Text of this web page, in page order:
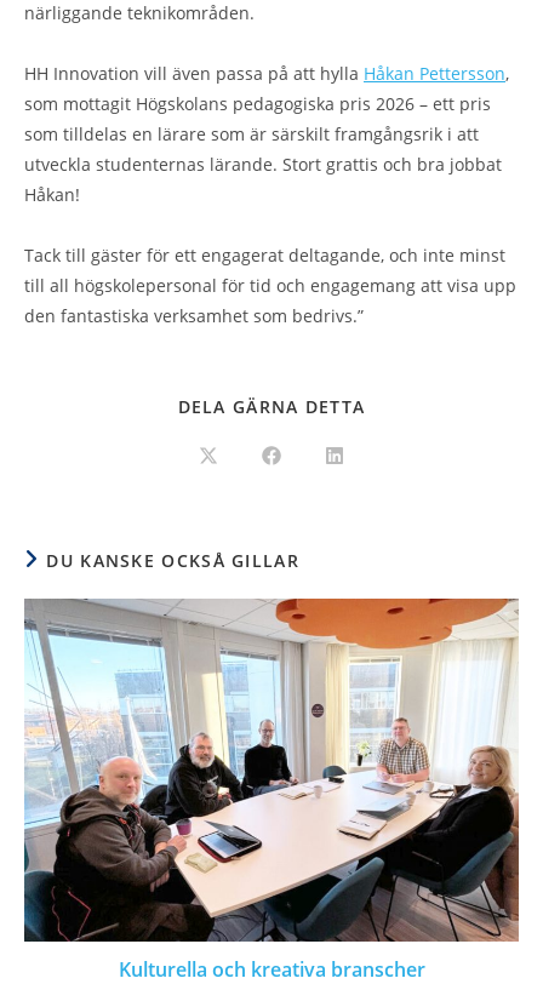
närliggande teknikområden.
HH Innovation vill även passa på att hylla Håkan Pettersson,
som mottagit Högskolans pedagogiska pris 2026 – ett pris
som tilldelas en lärare som är särskilt framgångsrik i att
utveckla studenternas lärande. Stort grattis och bra jobbat
Håkan!
Tack till gäster för ett engagerat deltagande, och inte minst
till all högskolepersonal för tid och engagemang att visa upp
den fantastiska verksamhet som bedrivs.”
DELA GÄRNA DETTA
DU KANSKE OCKSÅ GILLAR
Kulturella och kreativa branscher